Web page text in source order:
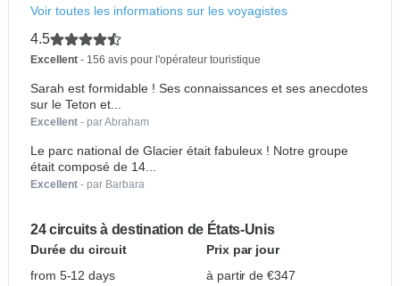
Voir toutes les informations sur les voyagistes
4.5
Excellent - 156 avis pour l'opérateur touristique
Sarah est formidable ! Ses connaissances et ses anecdotes
sur le Teton et...
Excellent - par Abraham
Le parc national de Glacier était fabuleux ! Notre groupe
était composé de 14...
Excellent - par Barbara
24 circuits à destination de États-Unis
Durée du circuit
Prix par jour
from 5-12 days
à partir de €347